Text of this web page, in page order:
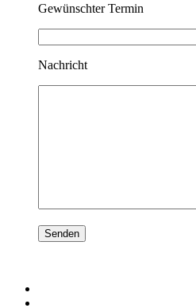
Gewünschter Termin
Nachricht